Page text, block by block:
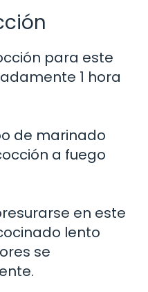
para este
1 hora
de marinado
a fuego
en este
lento
se